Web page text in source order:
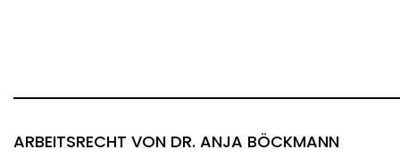
ARBEITSRECHT VON DR. ANJA BÖCKMANN